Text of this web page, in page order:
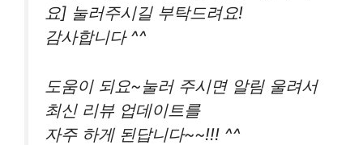
요] 눌러주시길 부탁드려요!
감사합니다 ^^
도움이 되요~눌러 주시면 알림 울려서
최신 리뷰 업데이트를
자주 하게 된답니다~~!!! ^^